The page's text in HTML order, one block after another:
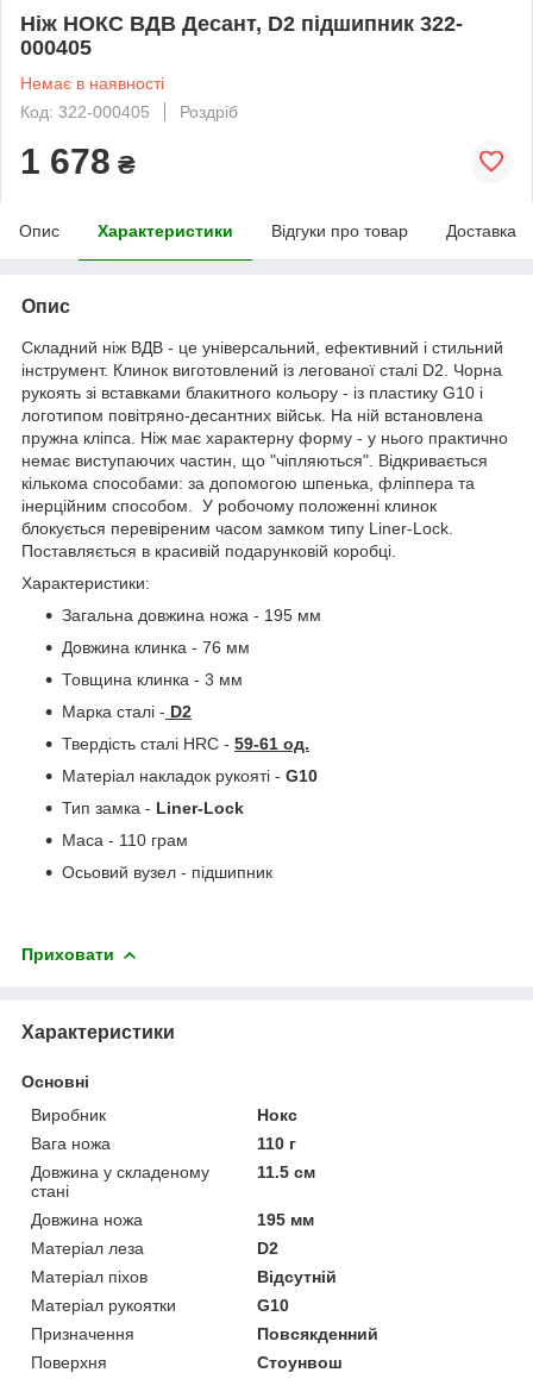
Ніж НОКС ВДВ Десант, D2 підшипник 322-
000405
Немає в наявності
Код: 322-000405
Роздріб
1 678 ₴
Опис Характеристики Відгуки про товар Доставка
Опис
Складний ніж ВДВ - це універсальний, ефективний і стильний
інструмент. Клинок виготовлений із легованої сталі D2. Чорна
рукоять зі вставками блакитного кольору - із пластику G10 і
логотипом повітряно-десантних військ. На ній встановлена
пружна кліпса. Ніж має характерну форму - у нього практично
немає виступаючих частин, що "чіпляються". Відкривається
кількома способами: за допомогою шпенька, фліппера та
інерційним способом. У робочому положенні клинок
блокується перевіреним часом замком типу Liner-Lock.
Поставляється в красивій подарунковій коробці.
Характеристики:
Загальна довжина ножа - 195 мм
Довжина клинка - 76 мм
Товщина клинка - 3 мм
Марка сталі - D2
Твердість сталі HRC - 59-61 од.
Матеріал накладок рукояті - G10
Тип замка - Liner-Lock
Маса - 110 грам
Осьовий вузел - підшипник
Приховати
Характеристики
Основні
Виробник
Нокс
Вага ножа
110 г
Довжина у складеному
стані
11.5 см
Довжина ножа
195 мм
Матеріал леза
D2
Матеріал піхов
Відсутній
Матеріал рукоятки
G10
Призначення
Повсякденний
Поверхня
Стоунвош